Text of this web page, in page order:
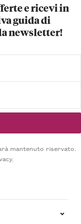
e ricevi in
guida di
newsletter!
mantenuto riservato.